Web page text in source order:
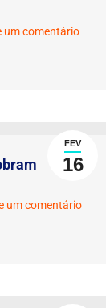
um comentário
FEV
16
um comentário